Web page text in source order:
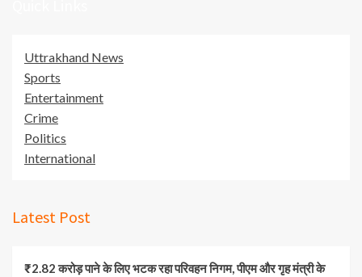
Uttrakhand News
Sports
Entertainment
Crime
Politics
International
Latest Post
₹2.82 करोड़ पाने के लिए भटक रहा परिवहन निगम, पीएम और गृह मंत्री के